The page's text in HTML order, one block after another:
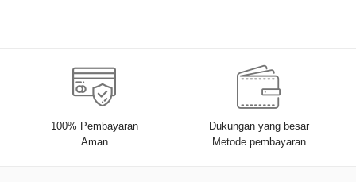
100% Pembayaran
Aman
Dukungan yang besar
Metode pembayaran